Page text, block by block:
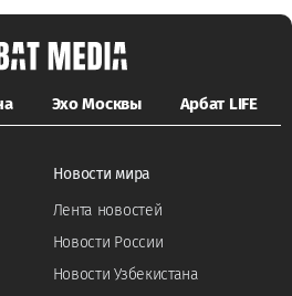
Эхо Москвы Арбат LIFE
Новости мира
Лента новостей
Новости России
Новости Узбекистана